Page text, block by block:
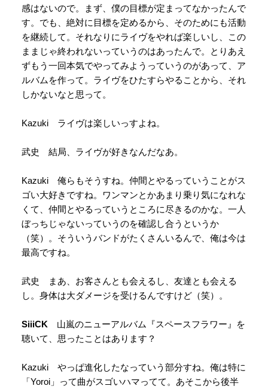
感はないので。まず、僕の目標が定まってなかったんで
す。でも、絶対に目標を定めるから、そのためにも活動
を継続して。それなりにライヴをやれば楽しいし、この
ままじゃ終われないっていうのはあったんで。とりあえ
ずもう一回本気でやってみようっていうのがあって、ア
ルバムを作って。ライヴをひたすらやることから、それ
しかないなと思って。
Kazuki ライヴは楽しいっすよね。
武史 結局、ライヴが好きなんだなあ。
Kazuki 俺らもそうすね。仲間とやるっていうことがス
ゴい大好きですね。ワンマンとかあまり乗り気になれな
くて、仲間とやるっていうところに尽きるのかな。一人
ぼっちじゃないっていうのを確認し合うというか
（笑）。そういうバンドがたくさんいるんで、俺は今は
最高ですね。
武史 まあ、お客さんとも会えるし、友達とも会える
し。身体は大ダメージを受けるんですけど（笑）。
SiiiCK 山嵐のニューアルバム『スペースフラワー』を
聴いて、思ったことはあります？
Kazuki やっぱ進化したなっていう部分すね。俺は特に
「Yoroi」って曲がスゴいハマってて。あそこから後半